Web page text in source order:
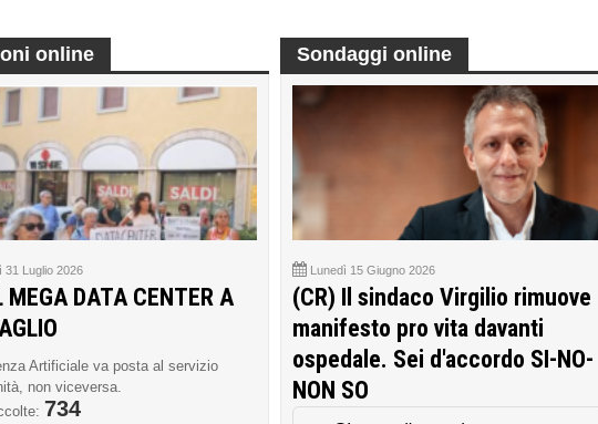
online
31 Luglio 2026
MEGA DATA CENTER A
Artificiale va posta al servizio
non viceversa.
734
Sondaggi online
Lunedì 15 Giugno 2026
(CR) Il sindaco Virgilio rimuove
manifesto pro vita davanti
ospedale. Sei d'accordo SI-NO-
NON SO